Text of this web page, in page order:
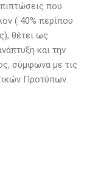
που
( 40% περίπου
θέτει ως
και την
σύμφωνα με τις
Προτύπων.